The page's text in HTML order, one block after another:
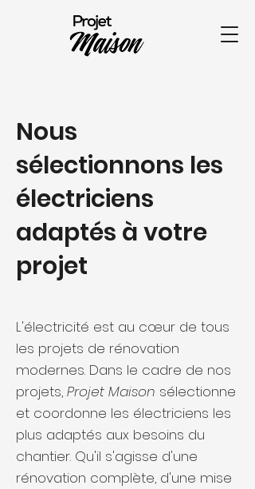
Nous
sélectionnons les
électriciens
adaptés à votre
projet
L'électricité est au cœur de tous
les projets de rénovation
modernes. Dans le cadre de nos
projets, Projet Maison sélectionne
et coordonne les électriciens les
plus adaptés aux besoins du
chantier. Qu'il s'agisse d'une
rénovation complète, d'une mise